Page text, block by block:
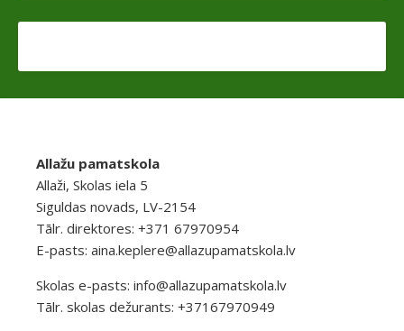
Allažu pamatskola
Allaži, Skolas iela 5
Siguldas novads, LV-2154
Tālr. direktores: +371 67970954
E-pasts: aina.keplere@allazupamatskola.lv
Skolas e-pasts: info@allazupamatskola.lv
Tālr. skolas dežurants: +37167970949